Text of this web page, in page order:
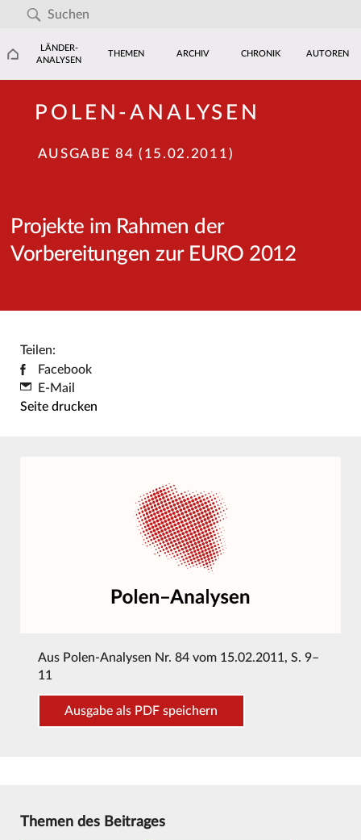
LÄNDER-
ANALYSEN
THEMEN ARCHIV CHRONIK AUTOREN
POLEN-ANALYSEN
AUSGABE 84 (15.02.2011)
Projekte im Rahmen der
Vorbereitungen zur EURO 2012
Teilen:
Facebook
E-Mail
Seite drucken
Aus Polen-Analysen Nr. 84 vom 15.02.2011, S. 9–
11
Ausgabe als PDF speichern
Themen des Beitrages